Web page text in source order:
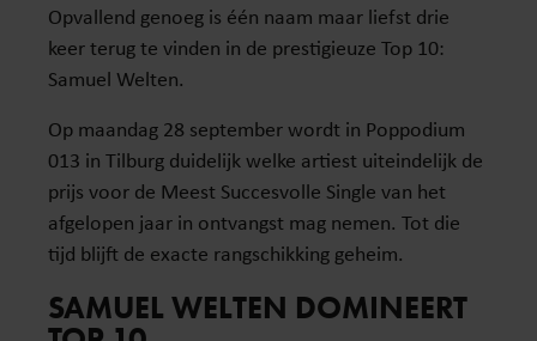
Opvallend genoeg is één naam maar liefst drie
keer terug te vinden in de prestigieuze Top 10:
Samuel Welten.
Op maandag 28 september wordt in Poppodium
013 in Tilburg duidelijk welke artiest uiteindelijk de
prijs voor de Meest Succesvolle Single van het
afgelopen jaar in ontvangst mag nemen. Tot die
tijd blijft de exacte rangschikking geheim.
SAMUEL WELTEN DOMINEERT